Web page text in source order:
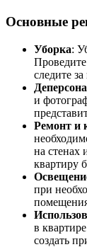
Основные
Уборка:
следите
и
Ремонт и
на стенах
квартиру
при
в
создать